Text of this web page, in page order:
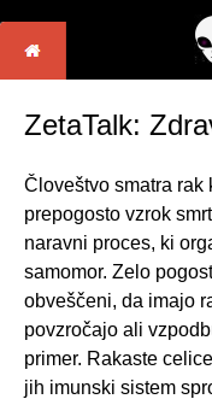
ZetaTalk:
Človeštvo smatra rak
prepogosto vzrok
naravni proces, ki
samomor. Zelo
obveščeni, da imajo
povzročajo ali
primer. Rakaste
jih imunski sistem